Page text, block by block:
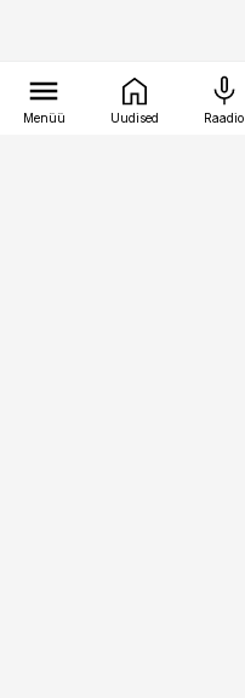
Menüü Uudised Raadio